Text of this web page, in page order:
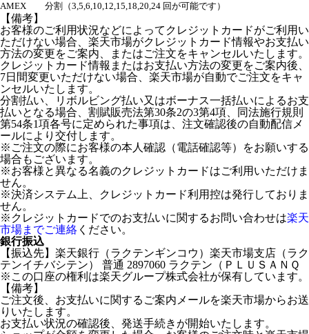
AMEX
分割（3,5,6,10,12,15,18,20,24 回が可能です）
【備考】
お客様のご利用状況などによってクレジットカードがご利用い
ただけない場合、楽天市場がクレジットカード情報やお支払い
方法の変更をご案内、またはご注文をキャンセルいたします。
クレジットカード情報またはお支払い方法の変更をご案内後、
7日間変更いただけない場合、楽天市場が自動でご注文をキャ
ンセルいたします。
分割払い、リボルビング払い又はボーナス一括払いによるお支
払いとなる場合、割賦販売法第30条2の3第4項、同法施行規則
第54条1項各号に定められた事項は、注文確認後の自動配信メ
ールにより交付します。
※ご注文の際にお客様の本人確認（電話確認等）をお願いする
場合もございます。
※お客様と異なる名義のクレジットカードはご利用いただけま
せん。
※決済システム上、クレジットカード利用控は発行しておりま
せん。
※クレジットカードでのお支払いに関するお問い合わせは楽天
市場までご連絡 ください。
銀行振込
【振込先】楽天銀行（ラクテンギンコウ）楽天市場支店（ラク
テンイチバシテン） 普通 2897060 ラクテン（ＰＬＵＳＡＮＱ
※この口座の権利は楽天グループ株式会社が保有しています。
【備考】
ご注文後、お支払いに関するご案内メールを楽天市場からお送
りいたします。
お支払い状況の確認後、発送手続きが開始いたします。